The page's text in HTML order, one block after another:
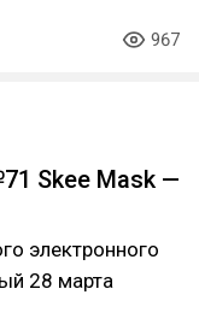
967
Skee Mask —
электронного
28 марта